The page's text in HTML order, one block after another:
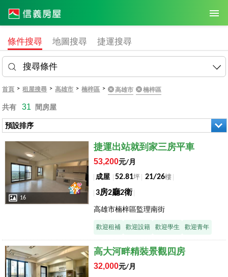
條件搜尋 地圖搜尋 捷運搜尋
搜尋條件
首頁 > 租屋搜尋 > 高雄市 > 楠梓區 > 高雄市 楠梓區
共有 31 間房屋
預設排序
店長推薦
16
捷運出站就到家三房平車
53,200元/月
成屋
52.81坪 21/26樓
3房2廳2衛
高雄市楠梓區監理南街
歡迎租補 歡迎設籍 歡迎學生 歡迎青年
店長推薦 高大河畔精裝景觀四房
32,000元/月